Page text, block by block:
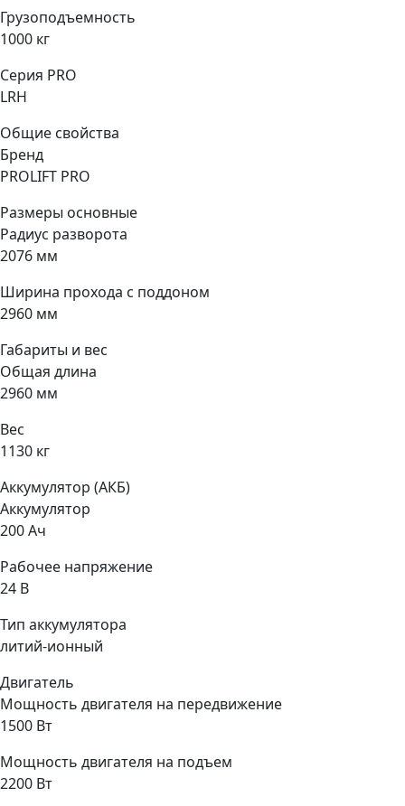
Грузоподъемность
1000 кг
Серия PRO
LRH
Общие свойства
Бренд
PROLIFT PRO
Размеры основные
Радиус разворота
2076 мм
Ширина прохода с поддоном
2960 мм
Габариты и вес
Общая длина
2960 мм
Вес
1130 кг
Аккумулятор (АКБ)
Аккумулятор
200 Ач
Рабочее напряжение
24 В
Тип аккумулятора
литий-ионный
Двигатель
Мощность двигателя на передвижение
1500 Вт
Мощность двигателя на подъем
2200 Вт